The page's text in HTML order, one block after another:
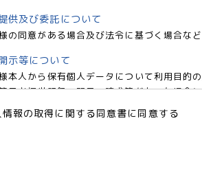
供及び委託について
の同意がある場合及び法令に基づく場合な
示等について
本人から保有個人データについて利用目的
三者提供記録の開示の請求等があった場
までお申し出ください。
情報の取得に関する同意書に同意する